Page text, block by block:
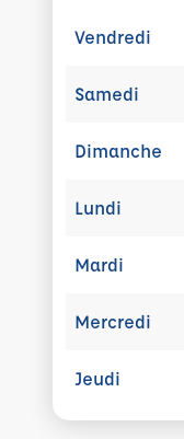
Vendredi
Samedi
Dimanche
Lundi
Mardi
Mercredi
Jeudi